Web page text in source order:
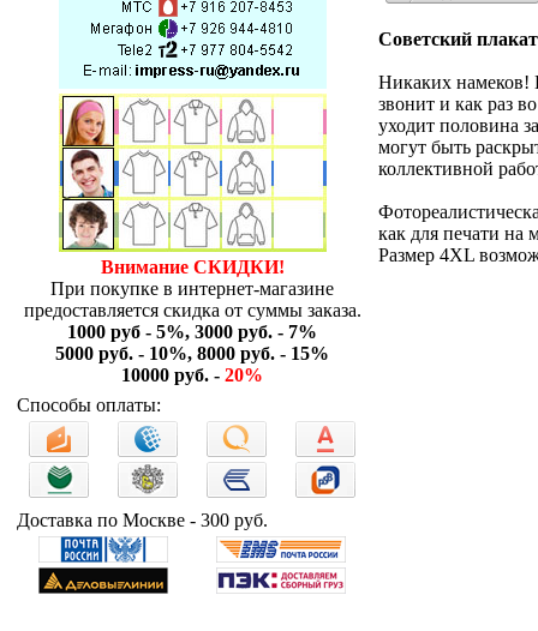
Внимание СКИДКИ!
При покупке в интернет-магазине
предоставляется скидка от суммы заказа.
1000 руб - 5%, 3000 руб. - 7%
5000 руб. - 10%, 8000 руб. - 15%
10000 руб. - 20%
Способы оплаты:
Доставка по Москве - 300 руб.
Советский
Никаких намеков!
звонит и как раз
уходит половина
могут быть
коллективной
как для печати на
Размер 4XL